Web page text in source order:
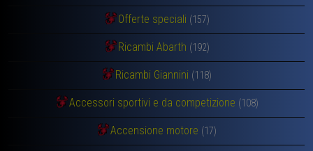
Offerte speciali (157)
Ricambi Abarth (192)
Ricambi Giannini (118)
Accessori sportivi e da competizione (108)
Accensione motore (17)